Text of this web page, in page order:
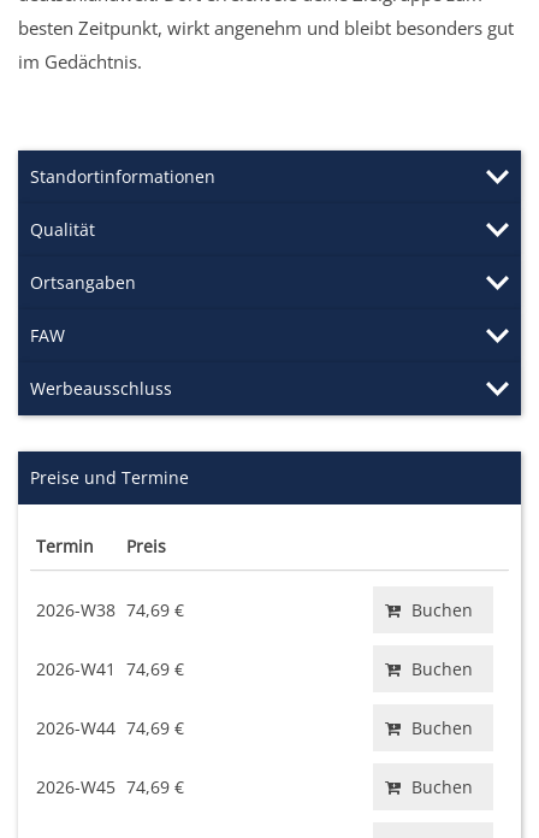
besten Zeitpunkt, wirkt angenehm und bleibt besonders gut
im Gedächtnis.
Standortinformationen
Qualität
Ortsangaben
FAW
Werbeausschluss
Preise und Termine
Termin Preis
2026-W38 74,69 € Buchen
2026-W41 74,69 € Buchen
2026-W44 74,69 € Buchen
2026-W45 74,69 € Buchen